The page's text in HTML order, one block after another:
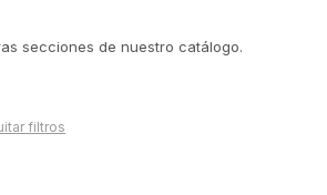
secciones de nuestro catálogo.
filtros